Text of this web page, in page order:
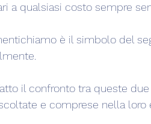
a qualsiasi costo sempre
è il simbolo del
il confronto tra queste
e comprese nella loro